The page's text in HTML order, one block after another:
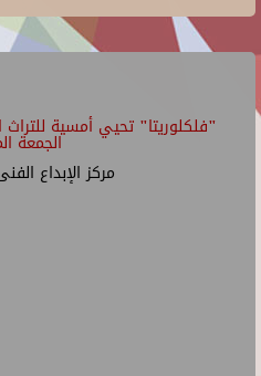
"فلكلوريتا" تحيي أمسية
الجمعة
مركز الإبداع